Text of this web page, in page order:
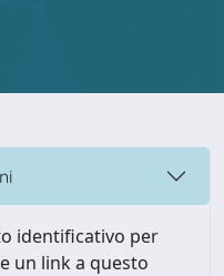
identificativo per
un link a questo